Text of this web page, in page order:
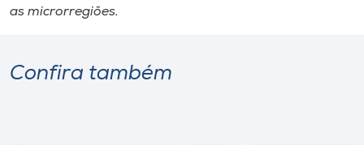
as microrregiões.
Confira também